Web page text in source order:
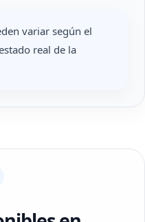
variar según el
real de la